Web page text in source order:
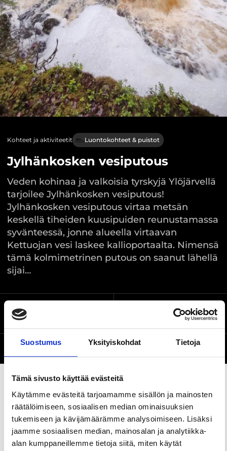
Suostumus Yksityiskohdat Tietoja
Tämä sivusto käyttää evästeitä
Käytämme evästeitä tarjoamamme sisällön ja mainosten
räätälöimiseen, sosiaalisen median ominaisuuksien
tukemiseen ja kävijämäärämme analysoimiseen. Lisäksi
jaamme sosiaalisen median, mainosalan ja analytiikka-
alan kumppaneillemme tietoja siitä, miten käytät
Kohteet ja aktiviteetit Luontokohteet & puistot
Jylhänkosken vesiputous
Veden kohinaa ja valkoisia tyrskyjä Ylöjärvellä
tarjoilee Jylhänkosken vesiputous!
Jylhänkosken vesiputous virtaa metsän
keskellä tiheiden kuusipuiden reunustamassa
syvänteessä, jonne alueella virtaavan
Kettuojan vesi laskee kallioportaalta. Nimensä
tämä kolmimetrinen putous on saanut lähellä
sijai…
Löyttyjärventie 814,
Verkkosivusto
Jaa sivu
Veden kohinaa ja valkoisia tyrskyjä Ylöjärvellä